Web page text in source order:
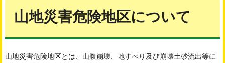
山地災害危険地区について
山地災害危険地区とは、山腹崩壊、地すべり及び崩壊土砂流出等に